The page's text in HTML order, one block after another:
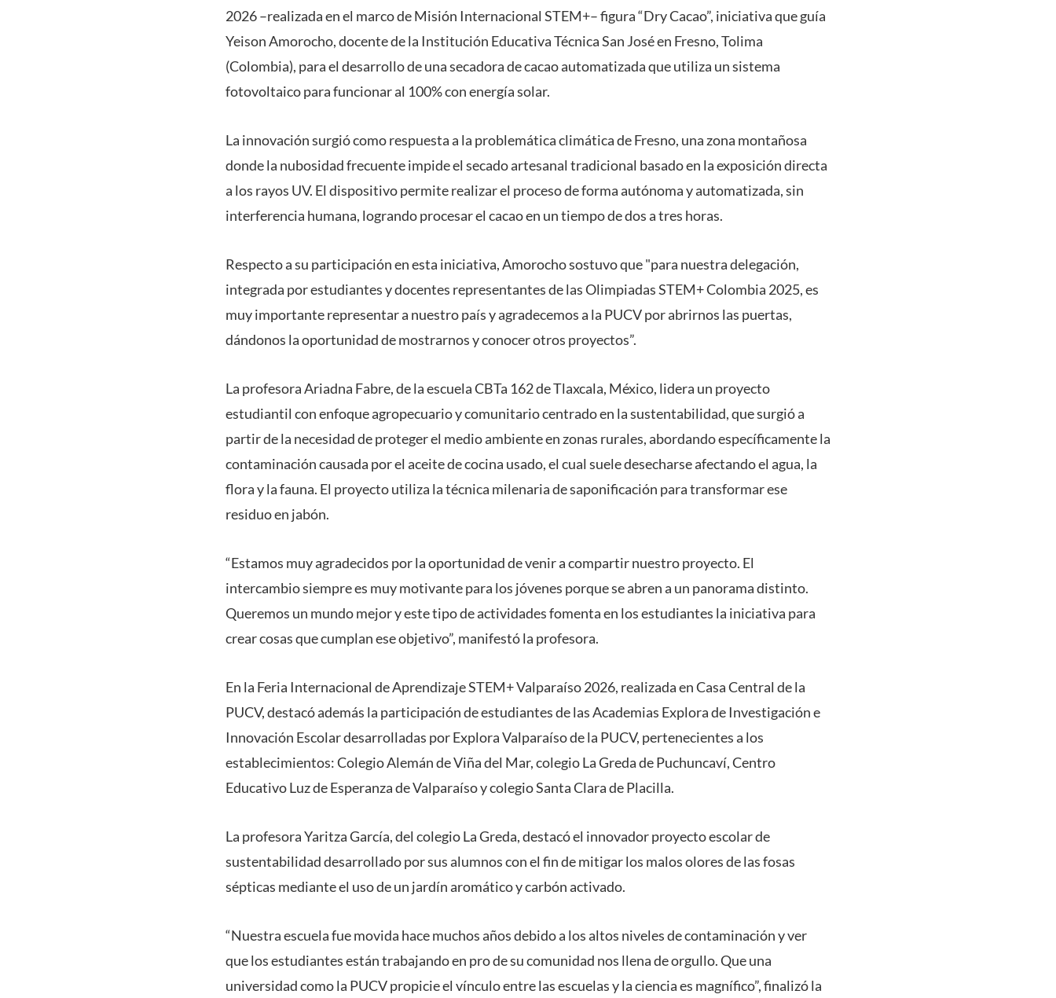
2026 –realizada en el marco de Misión Internacional STEM+– figura “Dry Cacao”, iniciativa que guía
Yeison Amorocho, docente de la Institución Educativa Técnica San José en Fresno, Tolima
(Colombia), para el desarrollo de una secadora de cacao automatizada que utiliza un sistema
fotovoltaico para funcionar al 100% con energía solar.
La innovación surgió como respuesta a la problemática climática de Fresno, una zona montañosa
donde la nubosidad frecuente impide el secado artesanal tradicional basado en la exposición directa
a los rayos UV. El dispositivo permite realizar el proceso de forma autónoma y automatizada, sin
interferencia humana, logrando procesar el cacao en un tiempo de dos a tres horas.
Respecto a su participación en esta iniciativa, Amorocho sostuvo que "para nuestra delegación,
integrada por estudiantes y docentes representantes de las Olimpiadas STEM+ Colombia 2025, es
muy importante representar a nuestro país y agradecemos a la PUCV por abrirnos las puertas,
dándonos la oportunidad de mostrarnos y conocer otros proyectos”.
La profesora Ariadna Fabre, de la escuela CBTa 162 de Tlaxcala, México, lidera un proyecto
estudiantil con enfoque agropecuario y comunitario centrado en la sustentabilidad, que surgió a
partir de la necesidad de proteger el medio ambiente en zonas rurales, abordando específicamente la
contaminación causada por el aceite de cocina usado, el cual suele desecharse afectando el agua, la
flora y la fauna. El proyecto utiliza la técnica milenaria de saponificación para transformar ese
residuo en jabón.
“Estamos muy agradecidos por la oportunidad de venir a compartir nuestro proyecto. El
intercambio siempre es muy motivante para los jóvenes porque se abren a un panorama distinto.
Queremos un mundo mejor y este tipo de actividades fomenta en los estudiantes la iniciativa para
crear cosas que cumplan ese objetivo”, manifestó la profesora.
En la Feria Internacional de Aprendizaje STEM+ Valparaíso 2026, realizada en Casa Central de la
PUCV, destacó además la participación de estudiantes de las Academias Explora de Investigación e
Innovación Escolar desarrolladas por Explora Valparaíso de la PUCV, pertenecientes a los
establecimientos: Colegio Alemán de Viña del Mar, colegio La Greda de Puchuncaví, Centro
Educativo Luz de Esperanza de Valparaíso y colegio Santa Clara de Placilla.
La profesora Yaritza García, del colegio La Greda, destacó el innovador proyecto escolar de
sustentabilidad desarrollado por sus alumnos con el fin de mitigar los malos olores de las fosas
sépticas mediante el uso de un jardín aromático y carbón activado.
“Nuestra escuela fue movida hace muchos años debido a los altos niveles de contaminación y ver
que los estudiantes están trabajando en pro de su comunidad nos llena de orgullo. Que una
universidad como la PUCV propicie el vínculo entre las escuelas y la ciencia es magnífico”, finalizó la